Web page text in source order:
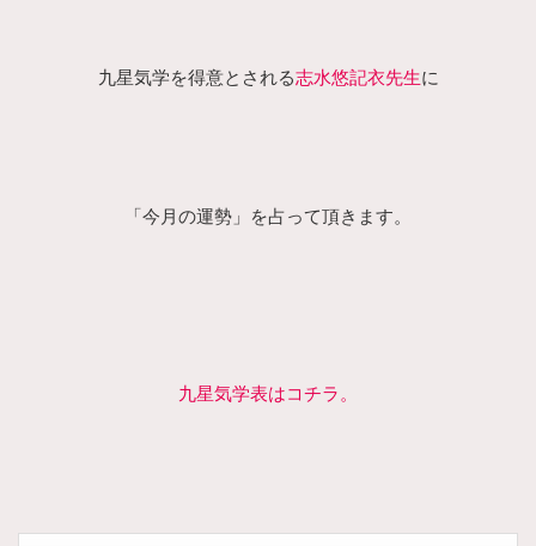
九星気学を得意とされる志水悠記衣先生に
「今月の運勢」を占って頂きます。
九星気学表はコチラ。